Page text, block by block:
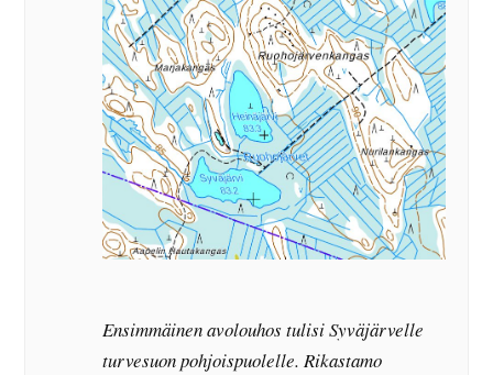
Ensimmäinen avolouhos tulisi Syväjärvelle
turvesuon pohjoispuolelle. Rikastamo